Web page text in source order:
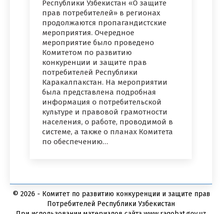
Республики Узбекистан «О защите
прав потребителей» в регионах
продолжаются пропагандистские
мероприятия. Очередное
мероприятие было проведено
Комитетом по развитию
конкуренции и защите прав
потребителей Республики
Каракалпакстан. На мероприятии
была представлена подробная
информация о потребительской
культуре и правовой грамотности
населения, о работе, проводимой в
системе, а также о планах Комитета
по обеспечению…
© 2026 - Комитет по развитию конкуренции и защите прав
Потребителей Республики Узбекистан